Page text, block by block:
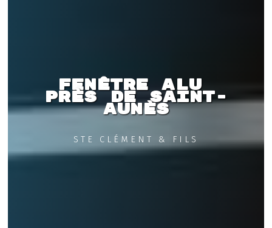
Fenêtre alu
près de Saint-
Aunès
STE CLÉMENT & FILS